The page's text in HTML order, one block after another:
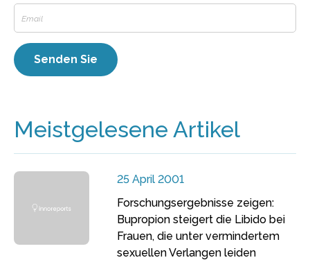
Meistgelesene Artikel
25 April 2001
Forschungsergebnisse zeigen:
Bupropion steigert die Libido bei
Frauen, die unter vermindertem
sexuellen Verlangen leiden